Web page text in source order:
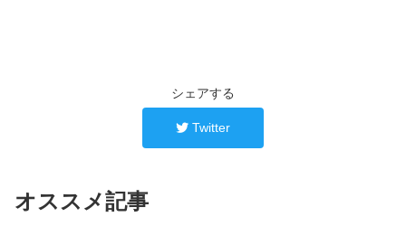
シェアする
Twitter
オススメ記事